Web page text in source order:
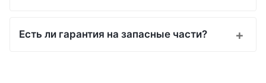
Есть ли гарантия на запасные части?